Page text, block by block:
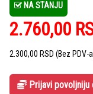
NA STANJU
2.760,00
2.300,00 RSD (Bez PDV-
Prijavi povoljniju